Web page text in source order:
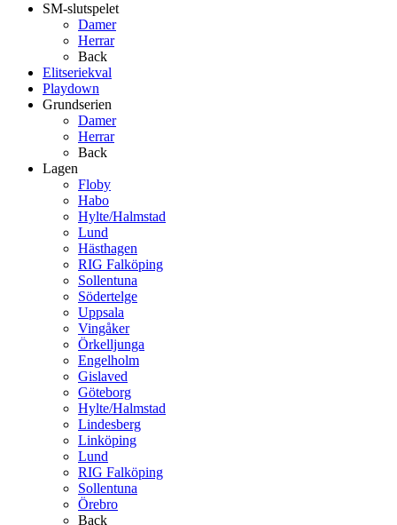
SM-slutspelet
Damer
Herrar
Back
Elitseriekval
Playdown
Grundserien
Damer
Herrar
Back
Lagen
Floby
Habo
Hylte/Halmstad
Lund
Hästhagen
RIG Falköping
Sollentuna
Södertelge
Uppsala
Vingåker
Örkelljunga
Engelholm
Gislaved
Göteborg
Hylte/Halmstad
Lindesberg
Linköping
Lund
RIG Falköping
Sollentuna
Örebro
Back